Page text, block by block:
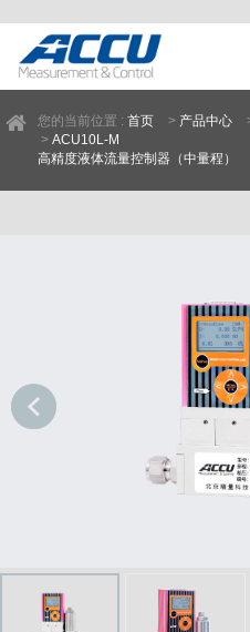
您的当前位置 : 首页 > 产品中心
> ACU10L-M
高精度液体流量控制器（中量程）